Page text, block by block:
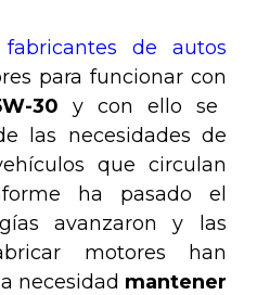
fabricantes de autos
para funcionar con
30 y con ello se
las necesidades de
que circulan
ha pasado el
avanzaron y las
motores han
necesidad mantener